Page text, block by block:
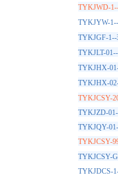
TYKJWD-
TYKJYW-
TYKJGF-
TYKJLT-
TYKJHX-
TYKJHX-
TYKJCSY-
TYKJZD-
TYKJQY-
TYKJCSY-
TYKJCSY-
TYKJDCS-